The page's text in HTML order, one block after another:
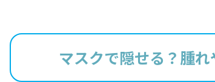
マスクで隠せる？腫